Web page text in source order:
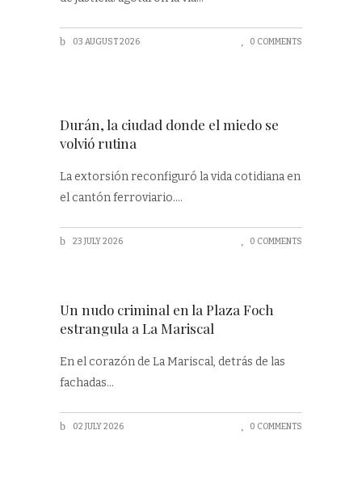
03 AUGUST 2026 0 COMMENTS
Durán, la ciudad donde el miedo se
volvió rutina
La extorsión reconfiguró la vida cotidiana en
el cantón ferroviario.
23 JULY 2026 0 COMMENTS
Un nudo criminal en la Plaza Foch
estrangula a La Mariscal
En el corazón de La Mariscal, detrás de las
fachadas
02 JULY 2026 0 COMMENTS